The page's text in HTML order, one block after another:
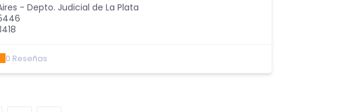
- Depto. Judicial de La Plata
0 Reseñas